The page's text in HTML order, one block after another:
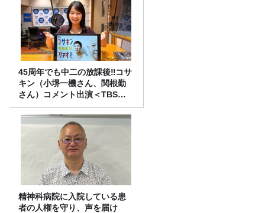
45周年でも中二の放課後‼コサ
キン（小堺一機さん、関根勤
さん）コメント出演＜TBSラ
ジオ番組審議会からのご報告
＞
精神科病院に入院している患
者の人権を守り、声を届け